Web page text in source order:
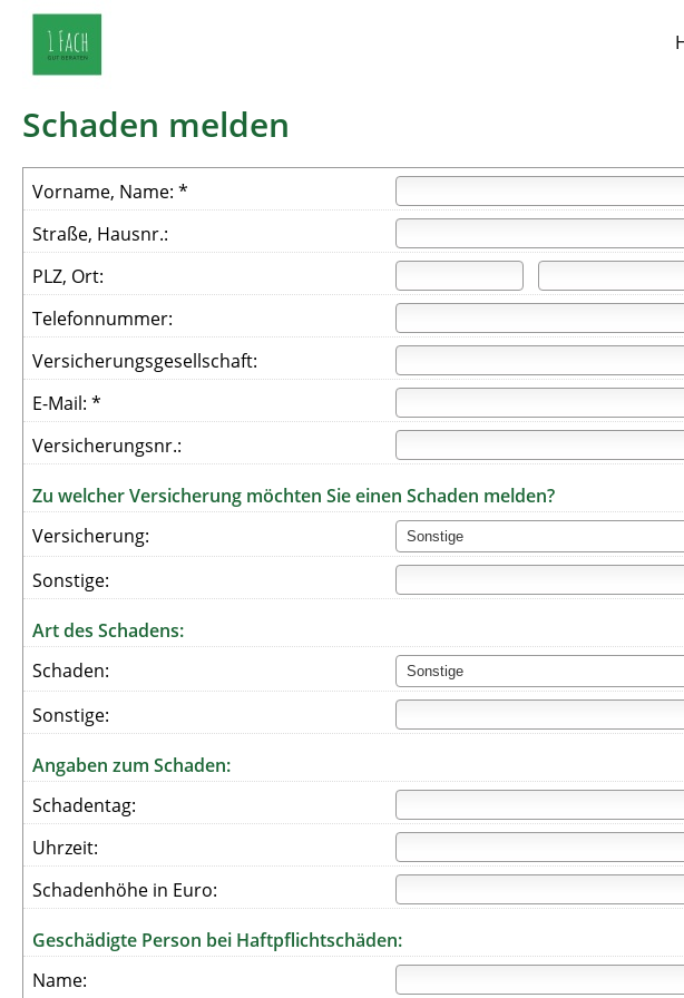
Schaden melden
Vorname, Name: *
Straße, Hausnr.:
PLZ, Ort:
Telefonnummer:
Versicherungsgesellschaft:
E-Mail: *
Versicherungsnr.:
Zu welcher Versicherung möchten Sie einen Schaden melden?
Versicherung:
Sonstige:
Art des Schadens:
Schaden:
Sonstige:
Angaben zum Schaden:
Schadentag:
Uhrzeit:
Schadenhöhe in Euro:
Geschädigte Person bei Haftpflichtschäden:
Name: